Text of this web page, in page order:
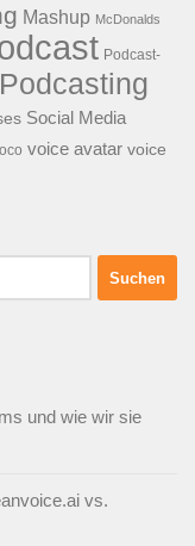
Mashup McDonalds
Podcast-
Podcasting
Social Media
voice avatar voice
und wie wir sie
vs.